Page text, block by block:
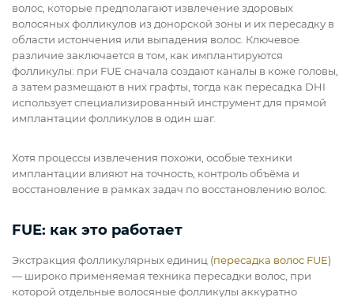
волос, которые предполагают извлечение здоровых
волосяных фолликулов из донорской зоны и их пересадку в
области истончения или выпадения волос. Ключевое
различие заключается в том, как имплантируются
фолликулы: при FUE сначала создают каналы в коже головы,
а затем размещают в них графты, тогда как пересадка DHI
использует специализированный инструмент для прямой
имплантации фолликулов в один шаг.
Хотя процессы извлечения похожи, особые техники
имплантации влияют на точность, контроль объёма и
восстановление в рамках задач по восстановлению волос.
FUE: как это работает
Экстракция фолликулярных единиц (пересадка волос FUE)
— широко применяемая техника пересадки волос, при
которой отдельные волосяные фолликулы аккуратно